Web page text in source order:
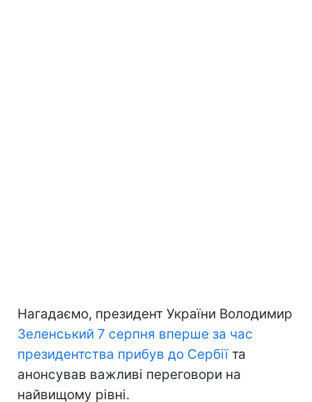
Нагадаємо, президент України Володимир
Зеленський 7 серпня вперше за час
президентства прибув до Сербіїта
анонсував важливі переговори на
найвищому рівні.